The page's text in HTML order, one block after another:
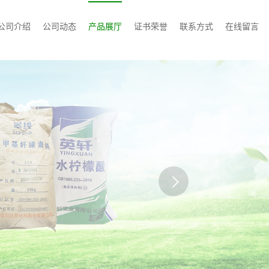
司介绍 公司动态 产品展厅 证书荣誉 联系方式 在线留言